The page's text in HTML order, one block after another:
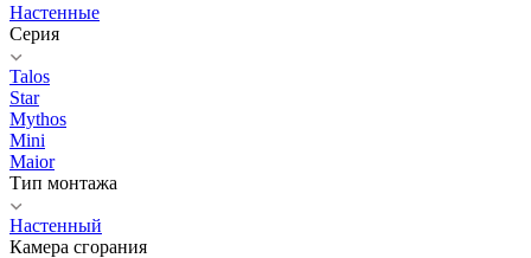
Настенные
Серия
Talos
Star
Mythos
Mini
Maior
Тип монтажа
Настенный
Камера сгорания